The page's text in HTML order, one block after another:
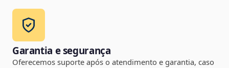
Garantia e segurança
Oferecemos suporte após o atendimento e garantia, caso